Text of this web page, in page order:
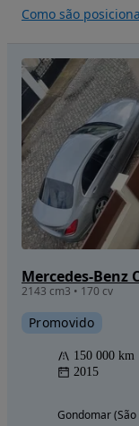
Como são
Mercedes-Benz
2143 cm3 • 170 cv
Promovido
150 000 km
2015
Gondomar (São